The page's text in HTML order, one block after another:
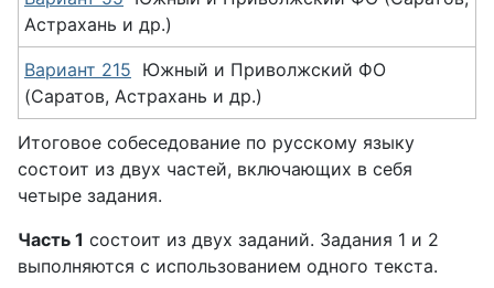
Астрахань и др.)
Вариант 215 Южный и Приволжский ФО
(Саратов, Астрахань и др.)
Итоговое собеседование по русскому языку
состоит из двух частей, включающих в себя
четыре задания.
Часть 1 состоит из двух заданий. Задания 1 и 2
выполняются с использованием одного текста.